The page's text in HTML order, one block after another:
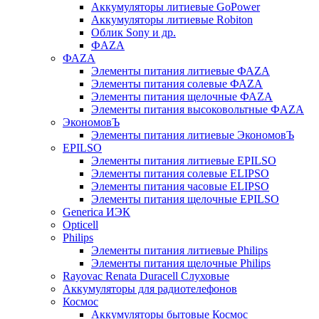
Аккумуляторы литиевые GoPower
Аккумуляторы литиевые Robiton
Облик Sony и др.
ФAZA
ФАZA
Элементы питания литиевые ФАZА
Элементы питания солевые ФАZА
Элементы питания щелочные ФАZА
Элементы питания высоковольтные ФAZA
ЭкономовЪ
Элементы питания литиевые ЭкономовЪ
EPILSO
Элементы питания литиевые EPILSO
Элементы питания солевые ELIPSO
Элементы питания часовые ELIPSO
Элементы питания щелочные EPILSO
Generica ИЭК
Opticell
Philips
Элементы питания литиевые Philips
Элементы питания щелочные Philips
Rayovac Renata Duracell Слуховые
Аккумуляторы для радиотелефонов
Космос
Аккумуляторы бытовые Космос